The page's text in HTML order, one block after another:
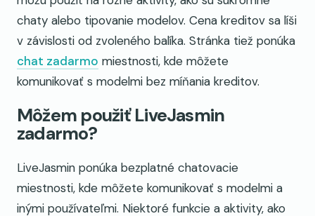
chaty alebo tipovanie modelov. Cena kreditov sa líši
v závislosti od zvoleného balíka. Stránka tiež ponúka
chat zadarmo miestnosti, kde môžete
komunikovať s modelmi bez míňania kreditov.
Môžem použiť LiveJasmin
zadarmo?
LiveJasmin ponúka bezplatné chatovacie
miestnosti, kde môžete komunikovať s modelmi a
inými používateľmi. Niektoré funkcie a aktivity, ako